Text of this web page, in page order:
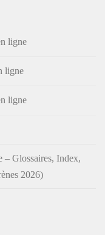
ligne
ligne
ligne
– Glossaires, Index,
2026)